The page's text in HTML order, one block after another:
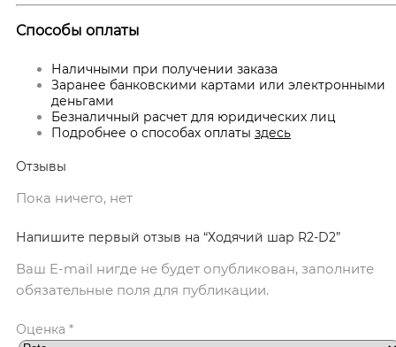
Способы оплаты
Наличными при получении заказа
Заранее банковскими картами или электронными
деньгами
Безналичный расчет для юридических лиц
Подробнее о способах оплаты здесь
Отзывы
Пока ничего, нет
Напишите первый отзыв на “Ходячий шар R2-D2”
Ваш E-mail нигде не будет опубликован, заполните
обязательные поля для публикации.
Оценка *